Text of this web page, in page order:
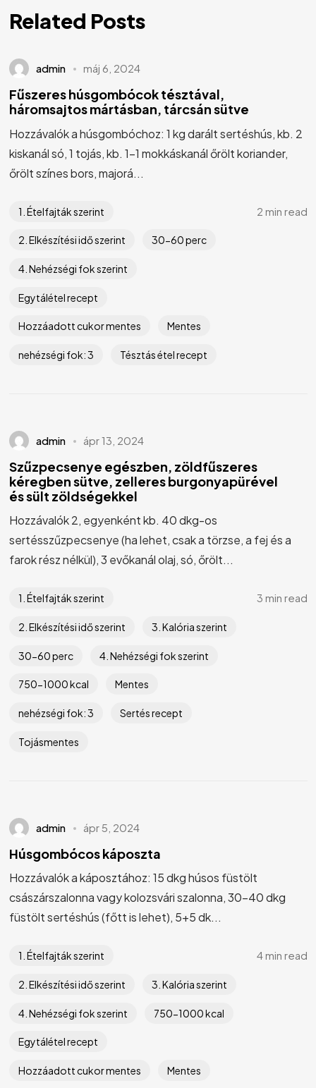
Related Posts
admin máj 6, 2024
Fűszeres húsgombócok tésztával,
háromsajtos mártásban, tárcsán sütve
Hozzávalók a húsgombóchoz: 1 kg darált sertéshús, kb. 2
kiskanál só, 1 tojás, kb. 1-1 mokkáskanál őrölt koriander,
őrölt színes bors, majorá...
1. Ételfajták szerint
2. Elkészítési idő szerint 30-60 perc
4. Nehézségi fok szerint
Egytálétel recept
Hozzáadott cukor mentes Mentes
nehézségi fok: 3 Tésztás étel recept
2 min read
admin ápr 13, 2024
Szűzpecsenye egészben, zöldfűszeres
kéregben sütve, zelleres burgonyapürével
és sült zöldségekkel
Hozzávalók 2, egyenként kb. 40 dkg-os
sertésszűzpecsenye (ha lehet, csak a törzse, a fej és a
farok rész nélkül), 3 evőkanál olaj, só, őrölt...
1. Ételfajták szerint
2. Elkészítési idő szerint 3. Kalória szerint
30-60 perc 4. Nehézségi fok szerint
750-1000 kcal Mentes
nehézségi fok: 3 Sertés recept
Tojásmentes
3 min read
admin ápr 5, 2024
Húsgombócos káposzta
Hozzávalók a káposztához: 15 dkg húsos füstölt
császárszalonna vagy kolozsvári szalonna, 30-40 dkg
füstölt sertéshús (főtt is lehet), 5+5 dk...
1. Ételfajták szerint
2. Elkészítési idő szerint 3. Kalória szerint
4. Nehézségi fok szerint 750-1000 kcal
Egytálétel recept
Hozzáadott cukor mentes Mentes
4 min read